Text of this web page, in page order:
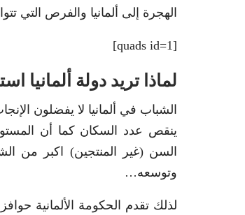
الهجرة إلى ألمانيا والفرص التي
[quads id=1]
لماذا تريد دولة ألمانيا
الشباب في ألمانيا لا يفضلون
ينقص عدد السكان كما أن
السن (غير المنتجين) اكبر من
وتوسعه…
لذلك تقدم الحكومة الألمانية